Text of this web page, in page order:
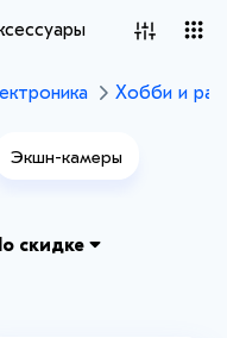
Хобби и
Экшн-камеры
скидке